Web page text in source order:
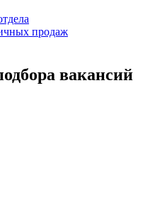
продаж
вакансий